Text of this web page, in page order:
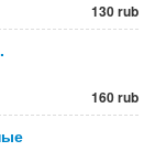
130 rub
160 rub